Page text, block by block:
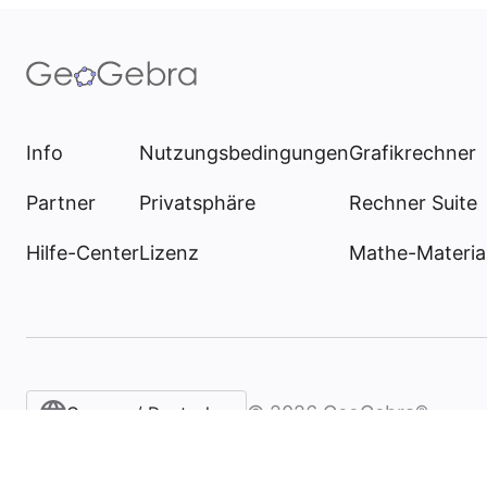
Info
Partner
Hilfe-Center
Nutzungsbedingungen
Privatsphäre
Lizenz
Grafikrechner
Rechner Suite
Mathe-
German / Deutsch © 2026 GeoGebra®